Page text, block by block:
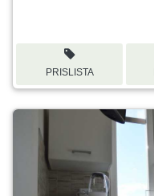
PRISLISTA